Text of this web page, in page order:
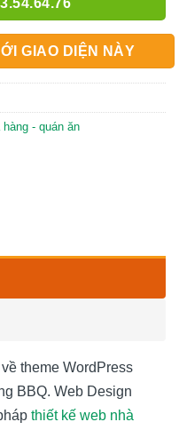
GIAO DIỆN NÀY
- quán ăn
theme WordPress
BBQ. Web Design
thiết kế web nhà